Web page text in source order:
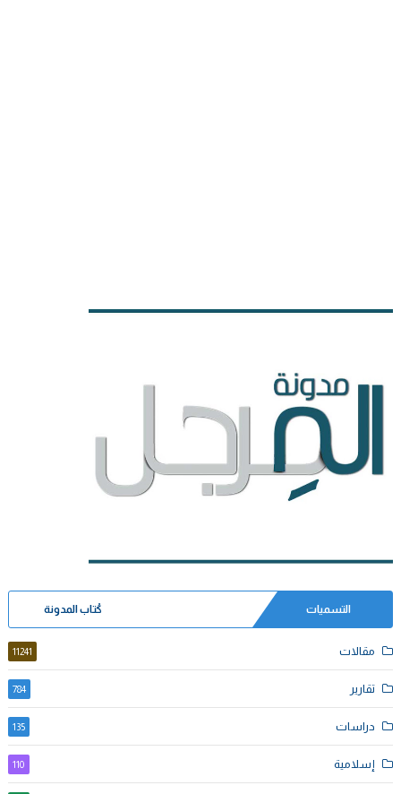
التسميات كُتاب المدونة
مقالات 11241
تقارير 784
دراسات 135
إسلامية 110